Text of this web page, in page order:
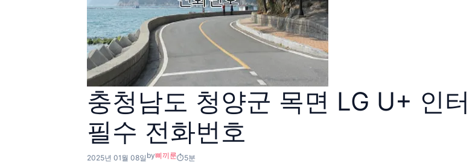
충청남도 청양군 목면 LG U+ 인
필수 전화번호
2025년 01월 08일 by삐끼룬 5분